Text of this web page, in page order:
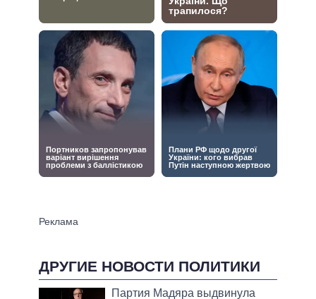
ДРУГИЕ НОВОСТИ ПОЛИТИКИ
Партия Мадяра выдвинула